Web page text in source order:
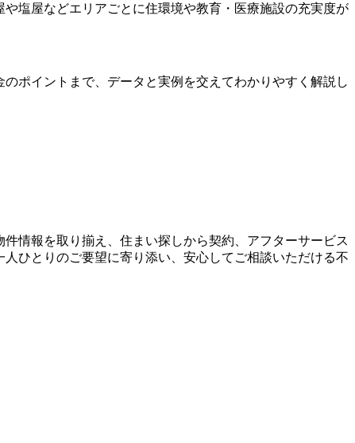
塩屋などエリアごとに住環境や教育・医療施設の充実度が
ポイントまで、データと実例を交えてわかりやすく解説し
情報を取り揃え、住まい探しから契約、アフターサービス
ひとりのご要望に寄り添い、安心してご相談いただける不